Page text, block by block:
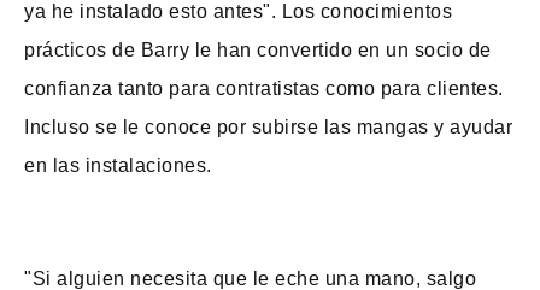
ya he instalado esto antes". Los conocimientos
prácticos de Barry le han convertido en un socio de
confianza tanto para contratistas como para clientes.
Incluso se le conoce por subirse las mangas y ayudar
en las instalaciones.
"Si alguien necesita que le eche una mano, salgo